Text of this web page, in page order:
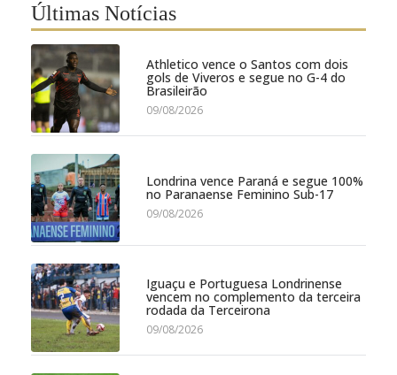
Últimas Notícias
Athletico vence o Santos com dois
gols de Viveros e segue no G-4 do
Brasileirão
09/08/2026
Londrina vence Paraná e segue 100%
no Paranaense Feminino Sub-17
09/08/2026
Iguaçu e Portuguesa Londrinense
vencem no complemento da terceira
rodada da Terceirona
09/08/2026